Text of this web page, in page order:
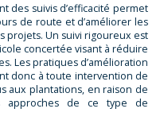
des suivis d’efficacité permet
de route et d’améliorer les
projets. Un suivi rigoureux est
concertée visant à réduire
Les pratiques d’amélioration
donc à toute intervention de
aux plantations, en raison de
approches de ce type de